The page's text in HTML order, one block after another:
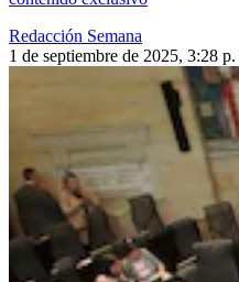
Redacción Semana
1 de septiembre de 2025, 3:28 p.